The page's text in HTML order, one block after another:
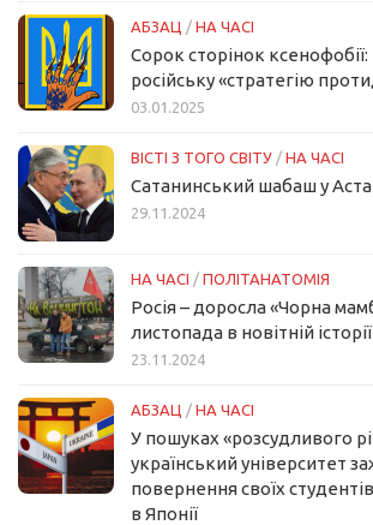
АБЗАЦ / НА ЧАСІ
Сорок сторінок
російську «стратегію
03.01.2025
ВІСТІ З ТОГО СВІТУ / НА ЧАСІ
Сатанинський шабаш у
29.11.2024
НА ЧАСІ / ПОЛІТАНАТОМІЯ
Росія – доросла «Чорна
листопада в новітній
23.11.2024
АБЗАЦ / НА ЧАСІ
У пошуках «розсудливого
український університет
повернення своїх
в Японії